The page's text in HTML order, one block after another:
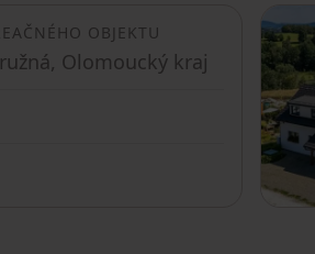
OBJEKTU
Olomoucký kraj